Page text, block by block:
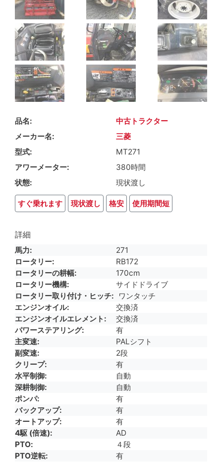
品名
中古トラクター
メーカー名
三菱
型式
MT271
アワーメーター
380時間
状態
現状渡し
すぐ乗れます 現状渡し 格安 使用期間短
詳細
馬力
271
ロータリー
RB172
ロータリーの耕幅
170cm
ロータリー機構
サイドドライブ
ロータリー取り付け・ヒッチ
ワンタッチ
エンジンオイル
交換済
エンジンオイルエレメント
交換済
パワーステアリング
有
主変速
PALシフト
副変速
2段
クリープ
有
水平制御
自動
深耕制御
自動
ポンパ
有
バックアップ
有
オートアップ
有
4駆 (倍速)
AD
PTO
４段
PTO逆転
有